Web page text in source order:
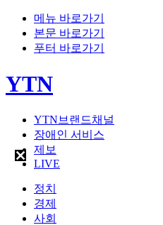
메뉴 바로가기
본문 바로가기
푸터 바로가기
YTN
YTN브랜드채널
장애인 서비스
제보
LIVE
정치
경제
사회